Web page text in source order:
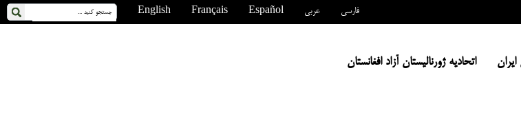
English Français Español عربی فارسی
اتحادیه ژورنالیستان آزاد افغانستان